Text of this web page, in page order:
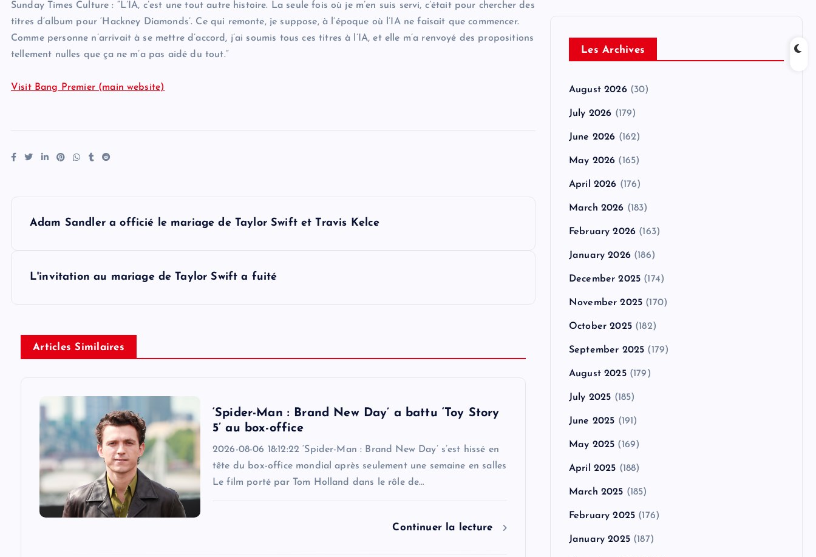
Sunday Times Culture : “L’IA, c’est une tout autre histoire. La seule fois où je m’en suis servi, c’était pour chercher des
titres d’album pour ‘Hackney Diamonds’. Ce qui remonte, je suppose, à l’époque où l’IA ne faisait que commencer.
Comme personne n’arrivait à se mettre d’accord, j’ai soumis tous ces titres à l’IA, et elle m’a renvoyé des propositions
tellement nulles que ça ne m’a pas aidé du tout.”
Visit Bang Premier (main website)
Adam Sandler a officié le mariage de Taylor Swift et Travis Kelce
L'invitation au mariage de Taylor Swift a fuité
Articles Similaires
‘Spider-Man : Brand New Day’ a battu ‘Toy Story
5’ au box-office
2026-08-06 18:12:22 ‘Spider-Man : Brand New Day’ s’est hissé en
tête du box-office mondial après seulement une semaine en salles
Le film porté par Tom Holland dans le rôle de…
Continuer la lecture
Les Archives
August 2026(30)
July 2026 (179)
June 2026 (162)
May 2026 (165)
April 2026 (176)
March 2026 (183)
February 2026 (163)
January 2026(186)
December 2025 (174)
November 2025 (170)
October 2025(182)
September 2025 (179)
August 2025(179)
July 2025 (185)
June 2025 (191)
May 2025 (169)
April 2025 (188)
March 2025 (185)
February 2025 (176)
January 2025(187)